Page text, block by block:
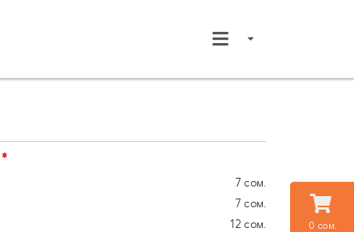
0 сом.
7 сом.
7 сом.
12 сом.